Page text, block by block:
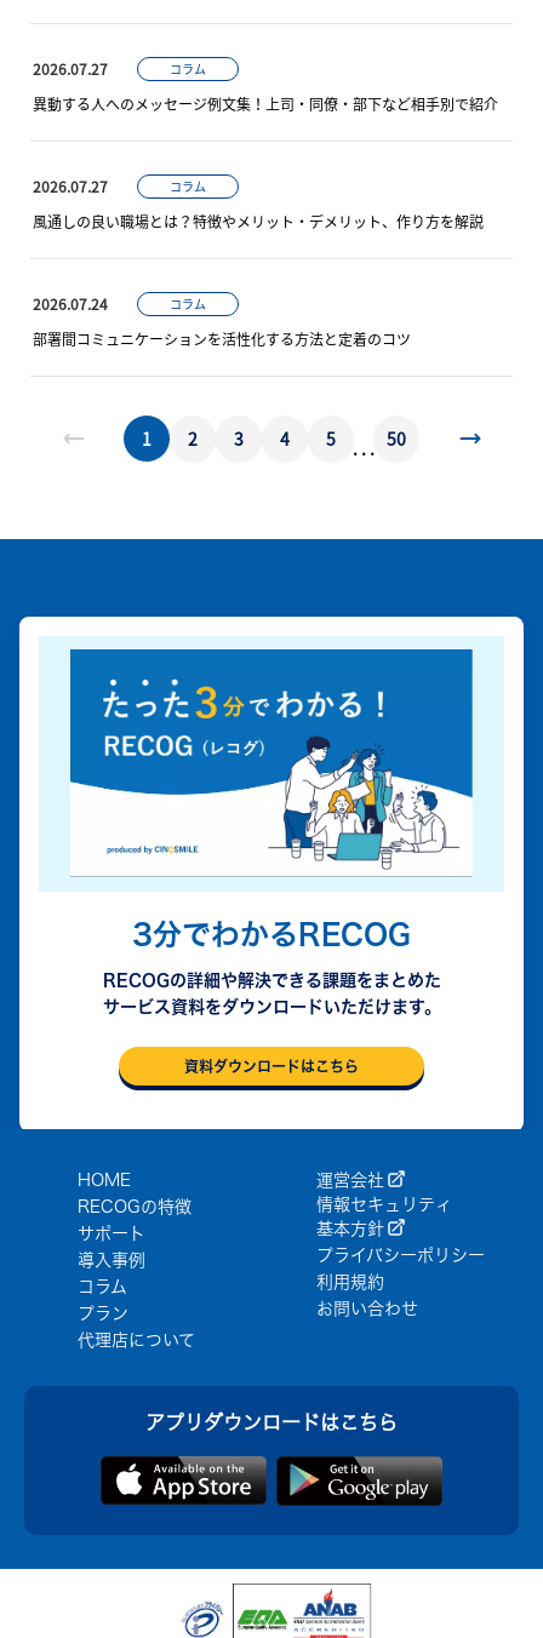
2026.07.27 コラム
異動する人へのメッセージ例文集！上司・同僚・部下など相手別で紹介
2026.07.27 コラム
風通しの良い職場とは？特徴やメリット・デメリット、作り方を解説
2026.07.24 コラム
部署間コミュニケーションを活性化する方法と定着のコツ
1 2 3 4 5 . . . 50
3分でわかるRECOG
RECOGの詳細や解決できる課題をまとめた
サービス資料をダウンロードいただけます。
資料ダウンロードはこちら
HOME
RECOGの特徴
サポート
導入事例
コラム
プラン
代理店について
運営会社
情報セキュリティ
基本方針
プライバシーポリシー
利用規約
お問い合わせ
アプリダウンロードはこちら